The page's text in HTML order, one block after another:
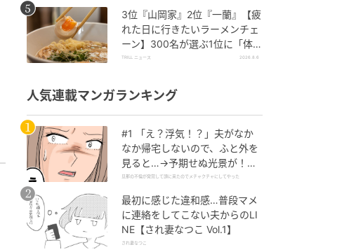
3位『山岡家』2位『一蘭』【疲
れた日に行きたいラーメンチェ
ーン】300名が選ぶ1位に「体
に染みわたる」「満足感と元気
TRILL ニュース 2026.8.6
人気連載マンガランキング
#1 「え？浮気！？」夫がなか
なか帰宅しないので、ふと外を
見ると…→予期せぬ光景が！｜
旦那の不倫が発覚して頭に来た
旦那の不倫が発覚して頭に来たのでメチャクチャにしてやった
最初に感じた違和感…普段マメ
に連絡をしてこない夫からのLI
NE【され妻なつこ Vol.1】
され妻なつこ